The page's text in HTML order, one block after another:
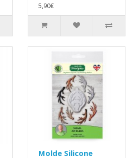
5,90€
Molde Silicone